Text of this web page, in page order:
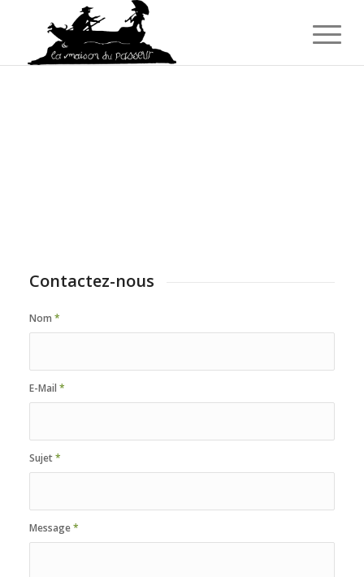
Contactez-nous
Nom *
E-Mail *
Sujet*
Message*